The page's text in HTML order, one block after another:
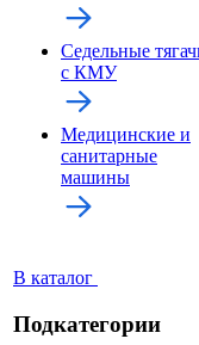
Седельные
с КМУ
Медицинские и
санитарные
машины
В каталог
Подкатегории